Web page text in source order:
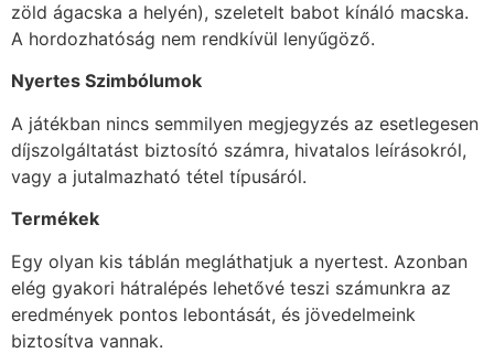
zöld ágacska a helyén), szeletelt babot kínáló macska.
A hordozhatóság nem rendkívül lenyűgöző.
Nyertes Szimbólumok
A játékban nincs semmilyen megjegyzés az esetlegesen
díjszolgáltatást biztosító számra, hivatalos leírásokról,
vagy a jutalmazható tétel típusáról.
Termékek
Egy olyan kis táblán megláthatjuk a nyertest. Azonban
elég gyakori hátralépés lehetővé teszi számunkra az
eredmények pontos lebontását, és jövedelmeink
biztosítva vannak.